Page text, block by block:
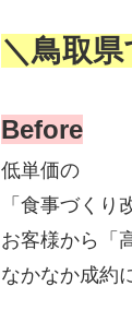
＼鳥取
Before
低単価の
「食事づくり
お客様から「
なかなか成約